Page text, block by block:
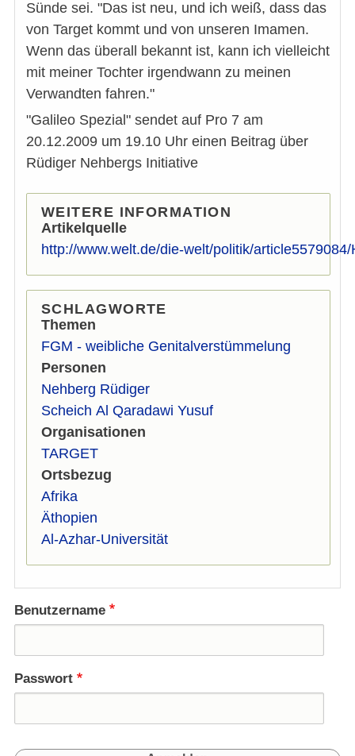
Sünde sei. "Das ist neu, und ich weiß, dass das
von Target kommt und von unseren Imamen.
Wenn das überall bekannt ist, kann ich vielleicht
mit meiner Tochter irgendwann zu meinen
Verwandten fahren."
"Galileo Spezial" sendet auf Pro 7 am
20.12.2009 um 19.10 Uhr einen Beitrag über
Rüdiger Nehbergs Initiative
WEITERE INFORMATION
Artikelquelle
http://www.welt.de/die-welt/politik/
SCHLAGWORTE
Themen
FGM - weibliche Genitalverstümmelung
Personen
Nehberg Rüdiger
Scheich Al Qaradawi Yusuf
Organisationen
TARGET
Ortsbezug
Afrika
Äthopien
Al-Azhar-Universität
Benutzername
Passwort